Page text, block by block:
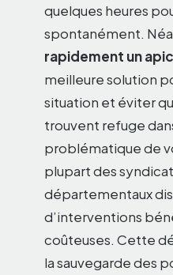
quelques heures
spontanément.
rapidement un
meilleure solution
situation et éviter
trouvent refuge
problématique de
plupart des
départementaux
d’interventions
coûteuses. Cette
la sauvegarde des